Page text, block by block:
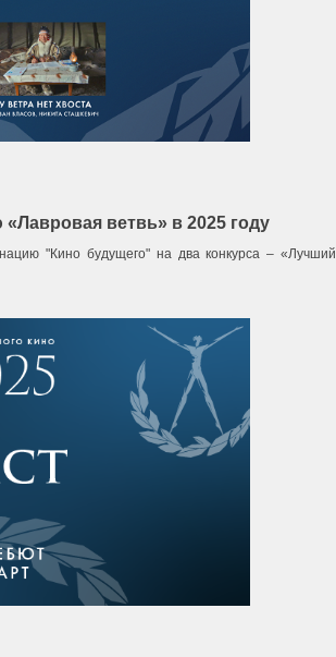
ветвь» в 2025 году
"Кино будущего" на два конкурса – «Лучший